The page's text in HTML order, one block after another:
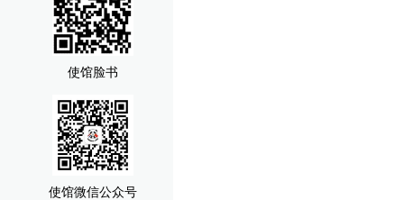
使馆脸书
使馆微信公众号